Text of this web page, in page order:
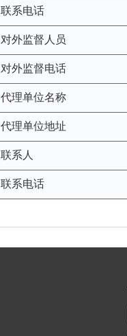
联系电话
对外监督人员
对外监督电话
代理单位名称
代理单位地址
联系人
联系电话